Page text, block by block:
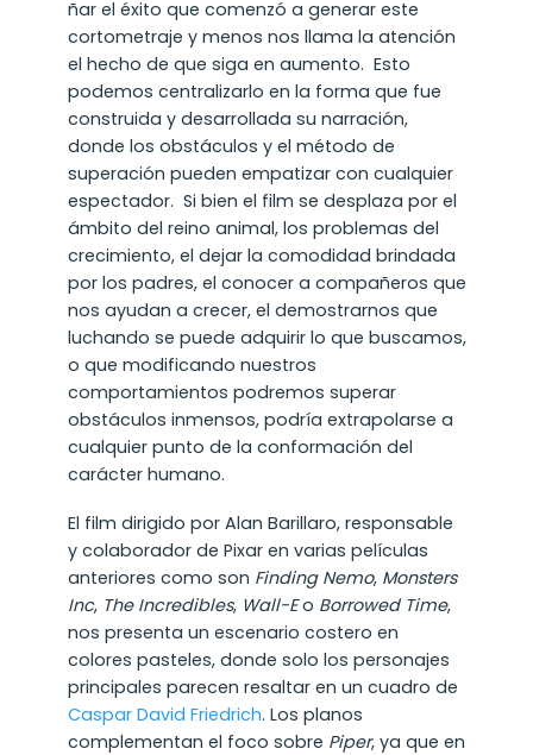
ñar el éxito que comenzó a generar este
cortometraje y menos nos llama la atención
el hecho de que siga en aumento. Esto
podemos centralizarlo en la forma que fue
construida y desarrollada su narración,
donde los obstáculos y el método de
superación pueden empatizar con cualquier
espectador. Si bien el film se desplaza por el
ámbito del reino animal, los problemas del
crecimiento, el dejar la comodidad brindada
por los padres, el conocer a compañeros que
nos ayudan a crecer, el demostrarnos que
luchando se puede adquirir lo que buscamos,
o que modificando nuestros
comportamientos podremos superar
obstáculos inmensos, podría extrapolarse a
cualquier punto de la conformación del
carácter humano.
El film dirigido por Alan Barillaro, responsable
y colaborador de Pixar en varias películas
anteriores como son Finding Nemo, Monsters
Inc, The Incredibles, Wall-Eo Borrowed Time,
nos presenta un escenario costero en
colores pasteles, donde solo los personajes
principales parecen resaltar en un cuadro de
Caspar David Friedrich. Los planos
complementan el foco sobre Piper, ya que en